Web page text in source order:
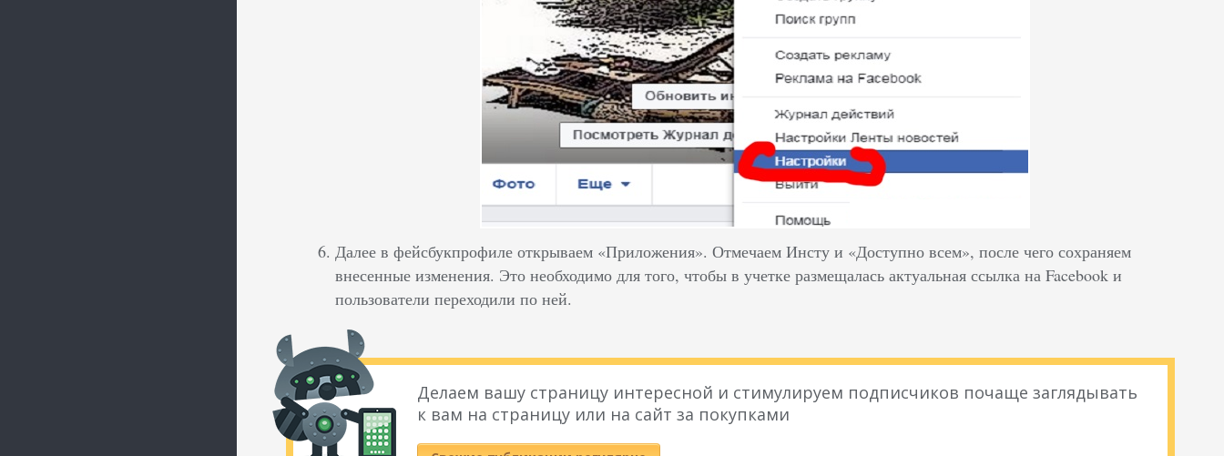
Далее в фейсбукпрофиле открываем «Приложения». Отмечаем Инсту и «Доступно всем», после чего сохраняем
внесенные изменения. Это необходимо для того, чтобы в учетке размещалась актуальная ссылка на Facebook и
пользователи переходили по ней.
Делаем вашу страницу интересной и стимулируем подписчиков почаще заглядывать
к вам на страницу или на сайт за покупками